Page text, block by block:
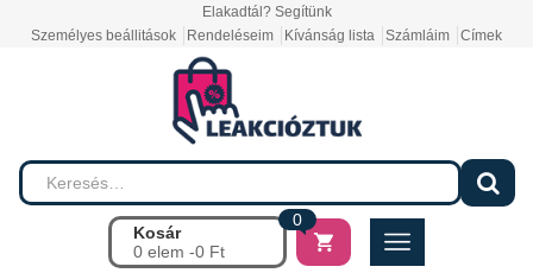
Elakadtál? Segítünk
Személyes beállitások
Rendeléseim Kívánság lista Számláim Címek
Kosár
0 elem -0 Ft
0